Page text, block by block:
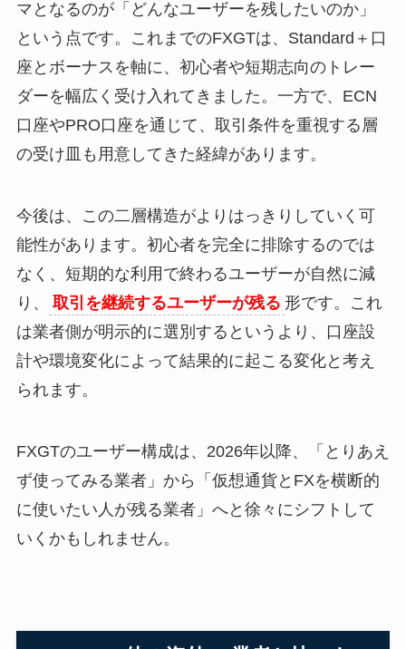
マとなるのが「どんなユーザーを残したいのか」
という点です。これまでのFXGTは、Standard＋口
座とボーナスを軸に、初心者や短期志向のトレー
ダーを幅広く受け入れてきました。一方で、ECN
口座やPRO口座を通じて、取引条件を重視する層
の受け皿も用意してきた経緯があります。
今後は、この二層構造がよりはっきりしていく可
能性があります。初心者を完全に排除するのでは
なく、短期的な利用で終わるユーザーが自然に減
り、
取引を継続するユーザーが残る 形です。これ
は業者側が明示的に選別するというより、口座設
計や環境変化によって結果的に起こる変化と考え
られます。
FXGTのユーザー構成は、2026年以降、「とりあえ
ず使ってみる業者」から「仮想通貨とFXを横断的
に使いたい人が残る業者」へと徐々にシフトして
いくかもしれません。